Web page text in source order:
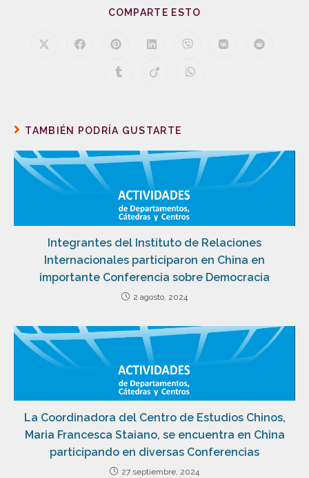
COMPARTE ESTO
TAMBIÉN PODRÍA GUSTARTE
Integrantes del Instituto de Relaciones
Internacionales participaron en China en
importante Conferencia sobre Democracia
2 agosto, 2024
La Coordinadora del Centro de Estudios Chinos,
Maria Francesca Staiano, se encuentra en China
participando en diversas Conferencias
27 septiembre, 2024